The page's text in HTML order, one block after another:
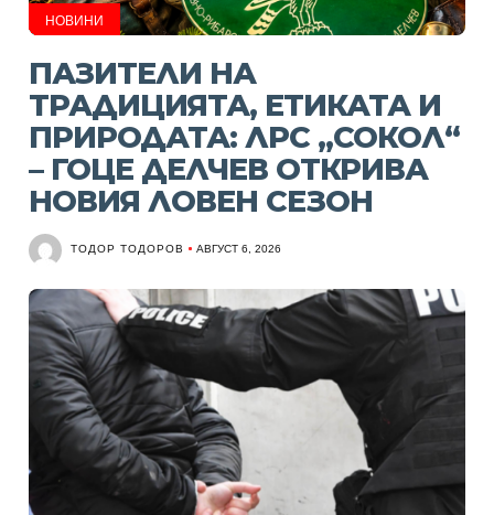
НОВИНИ
ПАЗИТЕЛИ НА
ТРАДИЦИЯТА, ЕТИКАТА И
ПРИРОДАТА: ЛРС „СОКОЛ“
– ГОЦЕ ДЕЛЧЕВ ОТКРИВА
НОВИЯ ЛОВЕН СЕЗОН
ТОДОР ТОДОРОВ АВГУСТ 6, 2026